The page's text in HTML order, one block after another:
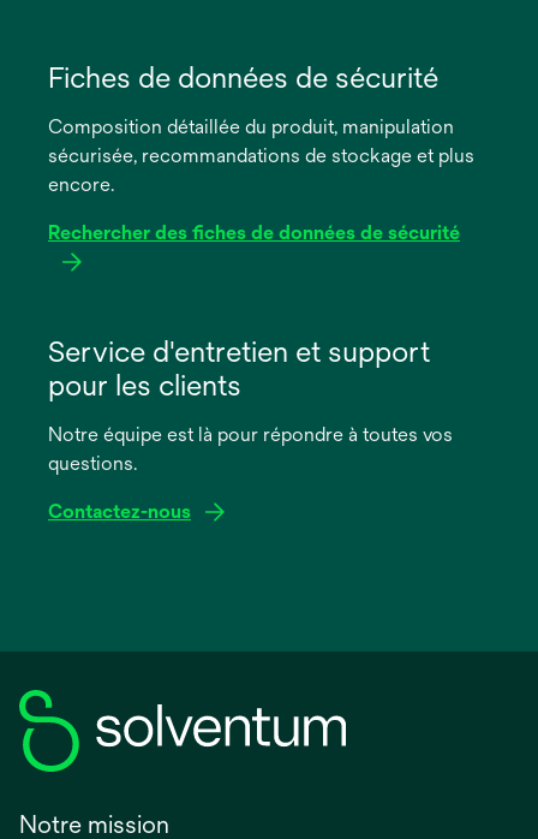
dans
nouvel
onglet
Fiches de données de sécurité
Composition détaillée du produit, manipulation
sécurisée, recommandations de stockage et plus
encore.
Rechercher des fiches de données de sécurité
dans
nouvel
onglet
Service d'entretien et support
pour les clients
Notre équipe est là pour répondre à toutes vos
questions.
Contactez-nous
Notre mission